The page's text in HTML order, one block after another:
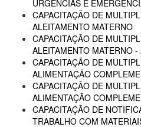
URGENCIAS E
CAPACITAÇÃO DE
ALEITAMENTO MATERNO
CAPACITAÇÃO DE
ALEITAMENTO MATERNO
CAPACITAÇÃO DE
ALIMENTAÇÃO
CAPACITAÇÃO DE
ALIMENTAÇÃO
CAPACITAÇÃO DE
TRABALHO COM